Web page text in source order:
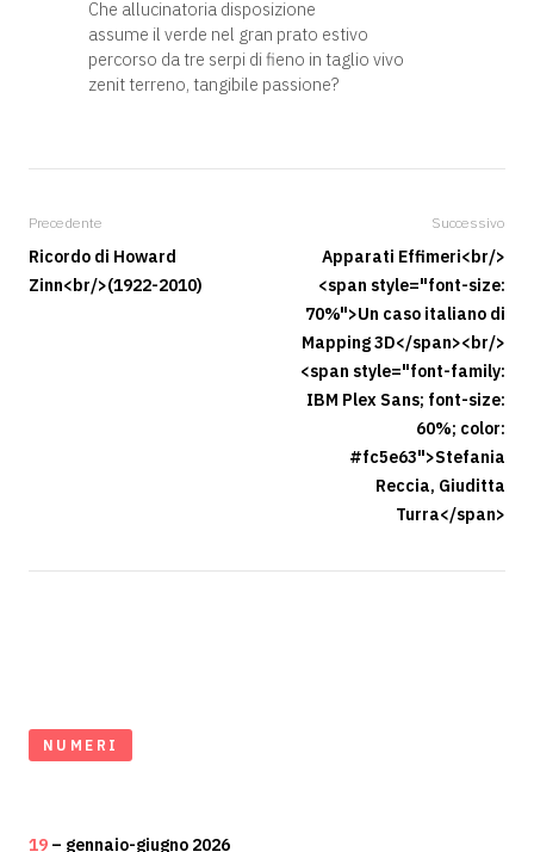
Che allucinatoria disposizione
assume il verde nel gran prato estivo
percorso da tre serpi di fieno in taglio vivo
zenit terreno, tangibile passione?
Precedente
Ricordo di Howard
Zinn<br/>(1922-2010)
Successivo
Apparati Effimeri<br/>
<span style="font-size:
70%">Un caso italiano di
Mapping 3D</span><br/>
<span style="font-family:
IBM Plex Sans; font-size:
60%; color:
#fc5e63">Stefania
Reccia, Giuditta
Turra</span>
NUMERI
19 – gennaio-giugno 2026